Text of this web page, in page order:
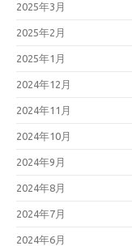
2025年3月
2025年2月
2025年1月
2024年12月
2024年11月
2024年10月
2024年9月
2024年8月
2024年7月
2024年6月